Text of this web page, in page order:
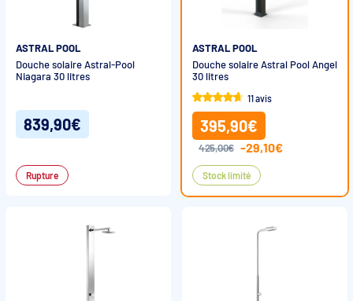
ASTRAL POOL
Douche solaire Astral-Pool
Niagara 30 litres
839,90€
Rupture
ASTRAL POOL
Douche solaire Astral Pool Angel
30 litres
11 avis
395,90€
425,00€ -29,10€
Stock limité